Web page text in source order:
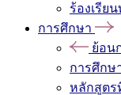
ร้องเรีย
การศึกษา
ย้อน
การศึกษ
หลักสูตร